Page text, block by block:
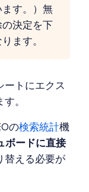
す。）無
決定を下
ます。
ートにエクス
。
の検索統計機
ボードに直接
替える必要が